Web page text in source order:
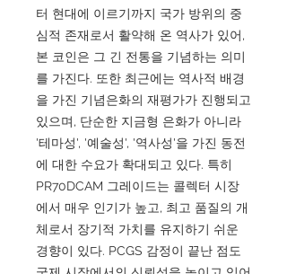
터 현대에 이르기까지 국가 방위의 중
심적 존재로서 활약해 온 역사가 있어,
본 코인은 그 긴 전통을 기념하는 의미
를 가진다. 또한 최근에는 역사적 배경
을 가진 기념은화의 재평가가 진행되고
있으며, 단순한 지금형 은화가 아니라
'테마성', '예술성', '역사성'을 가진 동전
에 대한 수요가 확대되고 있다. 특히
PR70DCAM 그레이드는 콜렉터 시장
에서 매우 인기가 높고, 최고 품질의 개
체로서 장기적 가치를 유지하기 쉬운
경향이 있다. PCGS 감정이 끝난 점도